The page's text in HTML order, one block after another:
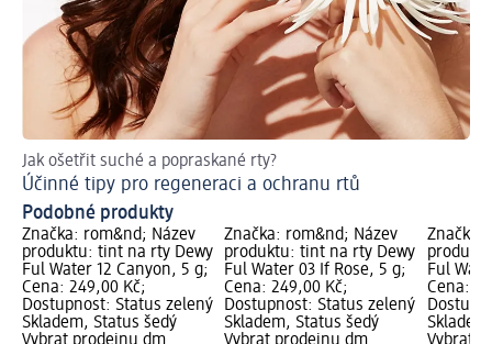
Jak ošetřit suché a popraskané rty?
Účinné tipy pro regeneraci a ochranu rtů
Podobné produkty
Značka: rom&nd; Název
produktu: tint na rty Dewy
Ful Water 12 Canyon, 5 g;
Cena: 249,00 Kč;
Dostupnost: Status zelený
Skladem, Status šedý
Značka: rom&nd; Název
produktu: tint na rty Dewy
Ful Water 03 If Rose, 5 g;
Cena: 249,00 Kč;
Dostupnost: Status zelený
Skladem, Status šedý
Značka:
Ful
Cena: